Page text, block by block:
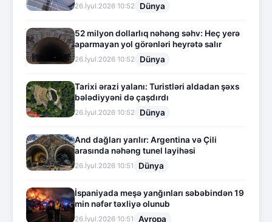
26.İyul.2026 10:52 Dünya
52 milyon dollarlıq nəhəng səhv: Heç yerə
aparmayan yol görənləri heyrətə salır
26.İyul.2026 10:52 Dünya
Tarixi ərazi yalanı: Turistləri aldadan şəxs
bələdiyyəni də çaşdırdı
26.İyul.2026 10:52 Dünya
And dağları yarılır: Argentina və Çili
arasında nəhəng tunel layihəsi
26.İyul.2026 10:51 Dünya
İspaniyada meşə yanğınları səbəbindən 19
min nəfər təxliyə olunub
26.İyul.2026 10:51 Avropa